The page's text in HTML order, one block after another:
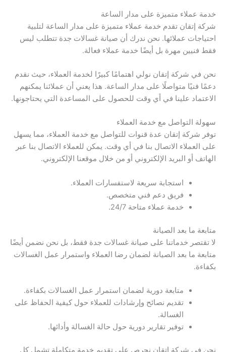
خدمة عملاء متميزة على مدار الساعة
شركة إتقان تقدم خدمة عملاء متميزة على مدار الساعة لتلبية
احتياجات عملائها. نحن ندرك أن صيانة غسالات جدة تتطلب ليس
فقط فنيين مهرة بل أيضًا خدمة عملاء فعالة.
نحن في شركة إتقان نولي اهتمامًا كبيرًا لخدمة العملاء، حيث نقدم
دعمًا فنيًا متواصلًا على مدار الساعة. هذا يعني أن عملائنا يمكنهم
الاعتماد علينا في أي وقت للحصول على المساعدة التي يحتاجونها.
سهولة التواصل مع خدمة العملاء
توفر شركة إتقان عدة قنوات للتواصل مع خدمة العملاء، مما يسهل
على العملاء الاتصال بنا في أي وقت. يمكن للعملاء الاتصال بنا عبر
الهاتف أو البريد الإلكتروني أو من خلال موقعنا الإلكتروني.
استجابة سريعة لاستفسارات العملاء.
فريق دعم فني متخصص.
خدمة عملاء متاحة 24/7.
متابعة ما بعد الصيانة
لا تقتصر خدماتنا على صيانة غسالات جدة فقط، بل نحن نضمن أيضًا
متابعة ما بعد الصيانة لضمان رضا العملاء واستمرار عمل الغسالات
بكفاءة.
متابعة دورية لضمان استمرار عمل الغسالات بكفاءة.
تقديم نصائح وإرشادات للعملاء حول كيفية الحفاظ على
الغسالة.
توفير تقارير دورية حول حالة الغسالة وأدائها.
نحن في شركة إتقان نحرص على تقديم خدمة متكاملة تشمل كل